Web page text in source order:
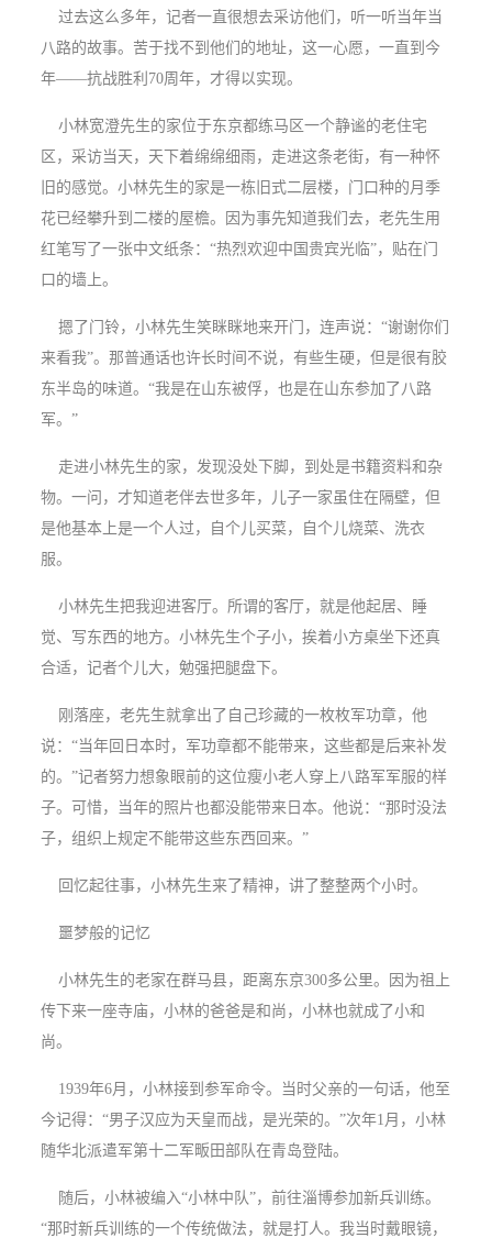
过去这么多年，记者一直很想去采访他们，听一听当年当
八路的故事。苦于找不到他们的地址，这一心愿，一直到今
年——抗战胜利70周年，才得以实现。
小林宽澄先生的家位于东京都练马区一个静谧的老住宅
区，采访当天，天下着绵绵细雨，走进这条老街，有一种怀
旧的感觉。小林先生的家是一栋旧式二层楼，门口种的月季
花已经攀升到二楼的屋檐。因为事先知道我们去，老先生用
红笔写了一张中文纸条：“热烈欢迎中国贵宾光临”，贴在门
口的墙上。
摁了门铃，小林先生笑眯眯地来开门，连声说：“谢谢你们
来看我”。那普通话也许长时间不说，有些生硬，但是很有胶
东半岛的味道。“我是在山东被俘，也是在山东参加了八路
军。”
走进小林先生的家，发现没处下脚，到处是书籍资料和杂
物。一问，才知道老伴去世多年，儿子一家虽住在隔壁，但
是他基本上是一个人过，自个儿买菜，自个儿烧菜、洗衣
服。
小林先生把我迎进客厅。所谓的客厅，就是他起居、睡
觉、写东西的地方。小林先生个子小，挨着小方桌坐下还真
合适，记者个儿大，勉强把腿盘下。
刚落座，老先生就拿出了自己珍藏的一枚枚军功章，他
说：“当年回日本时，军功章都不能带来，这些都是后来补发
的。”记者努力想象眼前的这位瘦小老人穿上八路军军服的样
子。可惜，当年的照片也都没能带来日本。他说：“那时没法
子，组织上规定不能带这些东西回来。”
回忆起往事，小林先生来了精神，讲了整整两个小时。
噩梦般的记忆
小林先生的老家在群马县，距离东京300多公里。因为祖上
传下来一座寺庙，小林的爸爸是和尚，小林也就成了小和
尚。
1939年6月，小林接到参军命令。当时父亲的一句话，他至
今记得：“男子汉应为天皇而战，是光荣的。”次年1月，小林
随华北派遣军第十二军畈田部队在青岛登陆。
随后，小林被编入“小林中队”，前往淄博参加新兵训练。
“那时新兵训练的一个传统做法，就是打人。我当时戴眼镜，